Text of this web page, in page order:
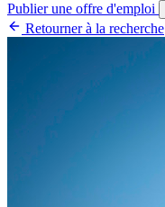
Publier une offre d'emploi
Retourner à la recherche